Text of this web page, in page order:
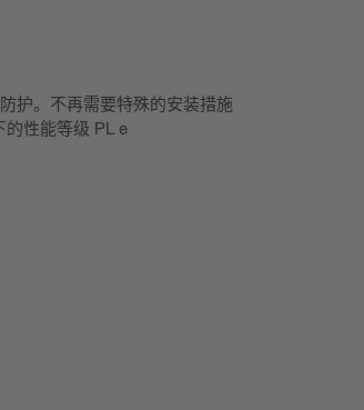
护。不再需要特殊的安装措施
的性能等级 PL e